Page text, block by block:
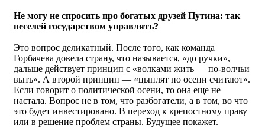
Не могу не спросить про богатых друзей Путина: так
веселей государством управлять?
Это вопрос деликатный. После того, как команда
Горбачева довела страну, что называется, «до ручки»,
дальше действует принцип с «волками жить — по-волчьи
выть». А второй принцип — «цыплят по осени считают».
Если говорит о политической осени, то она еще не
настала. Вопрос не в том, что разбогатели, а в том, во что
это будет инвестировано. В переход к крепостному праву
или в решение проблем страны. Будущее покажет.